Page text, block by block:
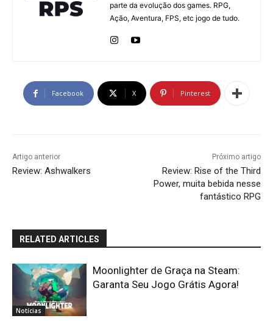
parte da evolução dos games. RPG,
Ação, Aventura, FPS, etc jogo de tudo.
Facebook X Pinterest
Artigo anterior
Review: Ashwalkers
Próximo artigo
Review: Rise of the Third
Power, muita bebida nesse
fantástico RPG
RELATED ARTICLES
Notícias
Moonlighter de Graça na Steam:
Garanta Seu Jogo Grátis Agora!